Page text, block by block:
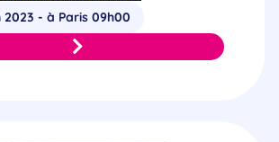
2023 - à Paris 09h00